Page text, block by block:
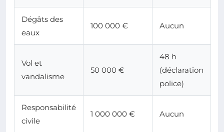
Dégâts des
eaux
100 000 € Aucun
Vol et
vandalisme
50 000 €
48 h
(déclaration
police)
Responsabilité
civile
1 000 000 € Aucun